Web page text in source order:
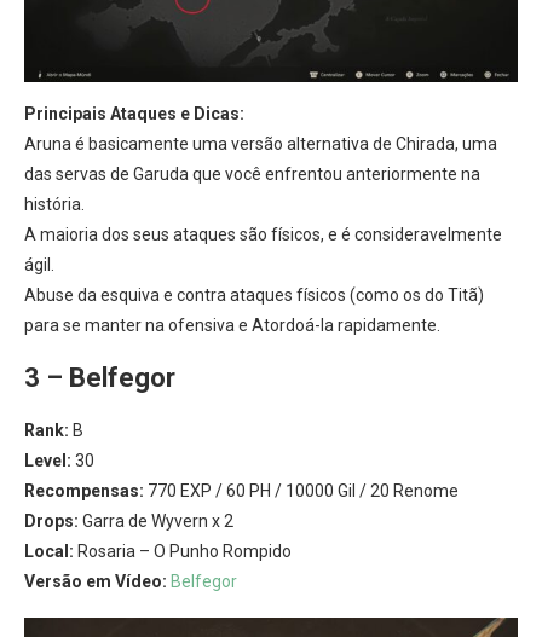
Principais Ataques e Dicas:
Aruna é basicamente uma versão alternativa de Chirada, uma
das servas de Garuda que você enfrentou anteriormente na
história.
A maioria dos seus ataques são físicos, e é consideravelmente
ágil.
Abuse da esquiva e contra ataques físicos (como os do Titã)
para se manter na ofensiva e Atordoá-la rapidamente.
3 – Belfegor
Rank: B
Level: 30
Recompensas: 770 EXP / 60 PH / 10000 Gil / 20 Renome
Drops: Garra de Wyvern x 2
Local: Rosaria – O Punho Rompido
Versão em Vídeo: Belfegor